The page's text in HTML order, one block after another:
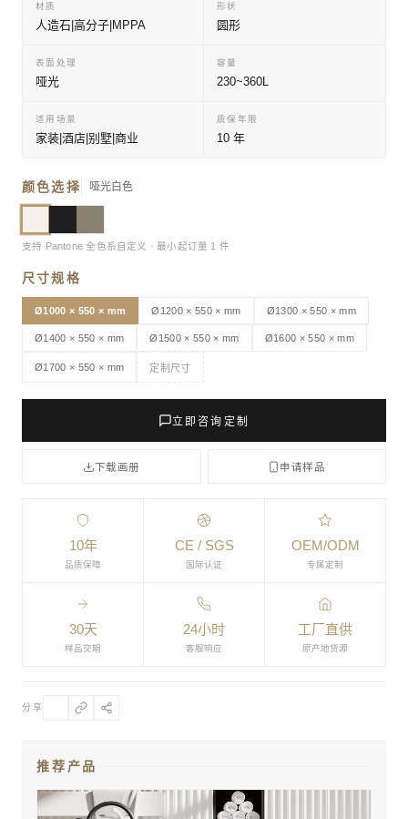
材质
人造石|高分子|MPPA
形状
圆形
表面处理
哑光
容量
230~360L
适用场景
家装|酒店|别墅|商业
质保年限
10 年
颜色选择 哑光白色
支持 Pantone 全色系自定义 · 最小起订量 1 件
尺寸规格
Ø1000 × 550 × mm Ø1200 × 550 × mm Ø1300 × 550 × mm
Ø1400 × 550 × mm Ø1500 × 550 × mm Ø1600 × 550 × mm
Ø1700 × 550 × mm 定制尺寸
立即咨询定制
下载画册 申请样品
10年
品质保障
CE / SGS
国际认证
OEM/ODM
专属定制
30天
样品交期
24小时
客服响应
工厂直供
原产地货源
分享
推荐产品